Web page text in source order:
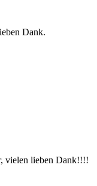
Dank.
vielen lieben Dank!!!!